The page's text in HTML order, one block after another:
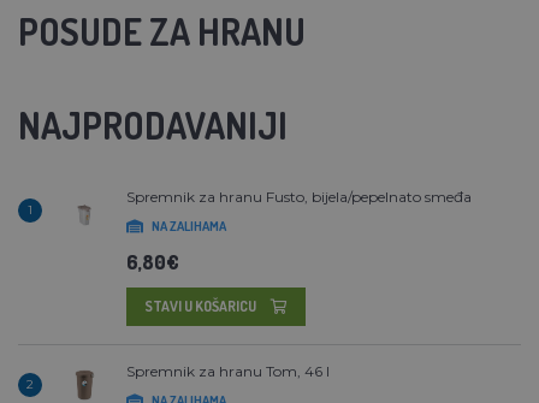
POSUDE ZA HRANU
NAJPRODAVANIJI
1
Spremnik za hranu Fusto, bijela/pepelnato smeđa
NA ZALIHAMA
6,80€
STAVI U KOŠARICU
2
Spremnik za hranu Tom, 46 l